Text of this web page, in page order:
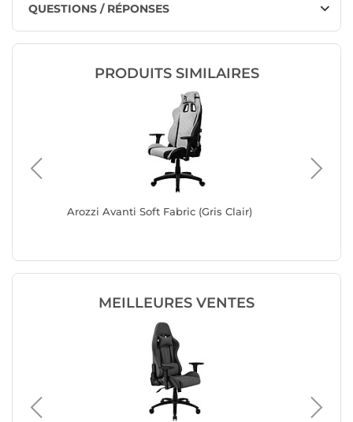
QUESTIONS / RÉPONSES
PRODUITS SIMILAIRES
Arozzi Avanti Soft Fabric (Gris Clair)
MEILLEURES VENTES